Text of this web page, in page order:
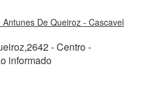
De Queiroz - Cascavel
- Centro -
informado